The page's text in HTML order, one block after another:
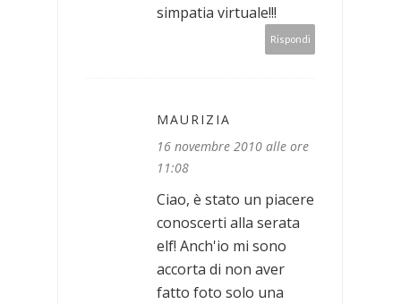
simpatia virtuale!!!
Rispondi
MAURIZIA
16 novembre 2010 alle ore
11:08
Ciao, è stato un piacere
conoscerti alla serata
elf! Anch'io mi sono
accorta di non aver
fatto foto solo una